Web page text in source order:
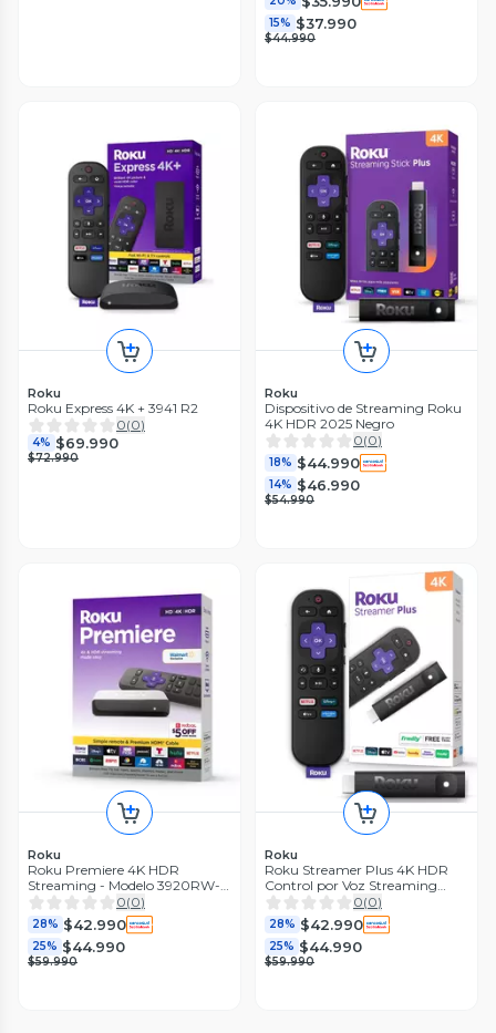
15% $37.990
$44.990
Roku
Roku Express 4K + 3941 R2
0(0)
4% $69.990
$72.990
Roku
Dispositivo de Streaming Roku
4K HDR 2025 Negro
0(0)
18% $44.990
14% $46.990
$54.990
Roku
Roku Premiere 4K HDR
Streaming - Modelo 3920RW-
SW (2023)
0(0)
28% $42.990
25% $44.990
$59.990
Roku
Roku Streamer Plus 4K HDR
Control por Voz Streaming
WiFi Negro
0(0)
28% $42.990
25% $44.990
$59.990